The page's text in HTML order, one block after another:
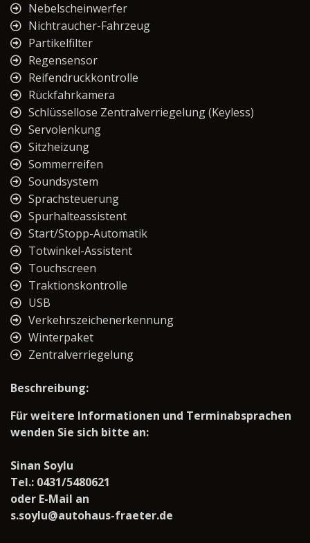
Nebelscheinwerfer
Nichtraucher-Fahrzeug
Partikelfilter
Regensensor
Reifendruckkontrolle
Rückfahrkamera
Schlüssellose Zentralverriegelung (Keyless)
Servolenkung
Sitzheizung
Sommerreifen
Soundsystem
Sprachsteuerung
Spurhalteassistent
Start/Stopp-Automatik
Totwinkel-Assistent
Touchscreen
Traktionskontrolle
USB
Verkehrszeichenerkennung
Winterpaket
Zentralverriegelung
Beschreibung:
Für weitere Informationen und Terminabsprachen
wenden Sie sich bitte an:
Sinan Soylu
Tel.: 0431/5480621
oder E-Mail an
s.soylu@autohaus-fraeter.de